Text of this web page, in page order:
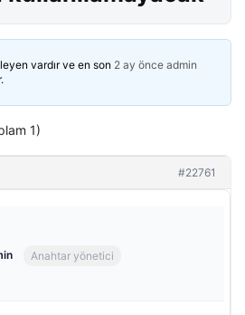
vardır ve en son 2 ay önce admin
1)
#22761
Anahtar yönetici